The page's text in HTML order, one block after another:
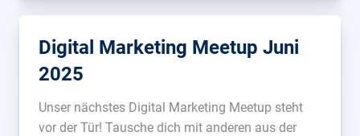
Digital Marketing Meetup Juni
2025
Unser nächstes Digital Marketing Meetup steht
vor der Tür! Tausche dich mit anderen aus der